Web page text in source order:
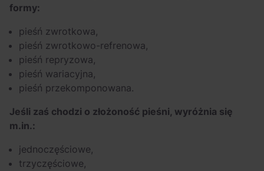
formy:
pieśń zwrotkowa,
pieśń zwrotkowo-refrenowa,
pieśń repryzowa,
pieśń wariacyjna,
pieśń przekomponowana.
Jeśli zaś chodzi o złożoność pieśni, wyróżnia się
m.in.:
jednoczęściowe,
trzyczęściowe,